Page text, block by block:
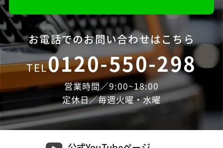
お電話でのお問い合わせはこちら
TEL0120-550-298
営業時間／9:00~18:00
定休日／毎週火曜・水曜